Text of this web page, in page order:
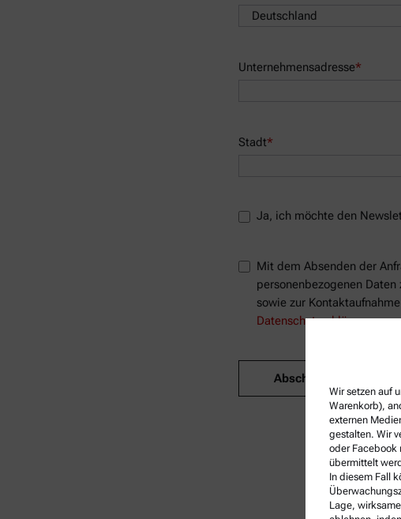
Unternehmensadresse*
Stadt*
Ja, ich möchte den
Mit dem Absenden der
personenbezogenen
sowie zur
Datenschutzerklärung
Abschicken
Wir setzen auf
Warenkorb),
externen
gestalten. Wir
oder Facebook
übermittelt
In diesem Fall
Lage,